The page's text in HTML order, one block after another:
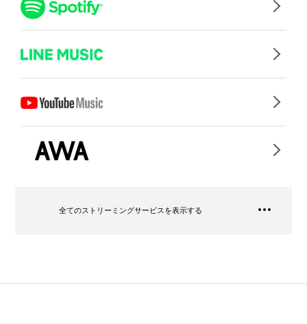
全てのストリーミングサービスを表示する